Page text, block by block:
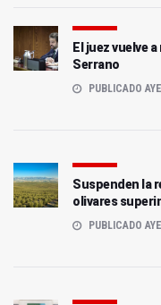
El juez vuelve
Serrano
PUBLICADO
Suspenden la
olivares
PUBLICADO